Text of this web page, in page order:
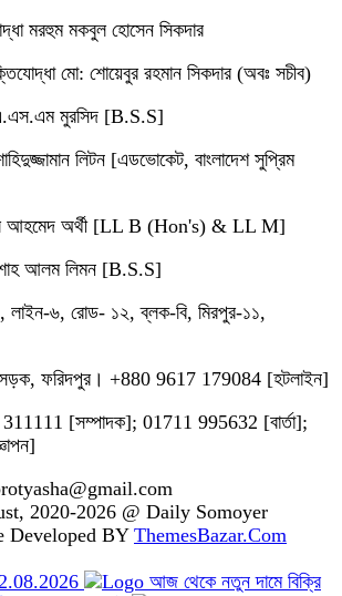
মরহুম মকবুল হোসেন সিকদার
মো: শোয়েবুর রহমান সিকদার (অবঃ সচীব)
মুরসিদ [B.S.S]
লিটন [এডভোকেট, বাংলাদেশ সুপ্রিম
অর্থী [LL B (Hon's) & LL M]
শাহ আলম লিমন [B.S.S]
লাইন-৬, রোড- ১২, ব্লক-বি, মিরপুর-১১,
ফরিদপুর। +880 9617 179084 [হটলাইন]
[সম্পাদক]; 01711 995632 [বার্তা];
2020-2026 @ Daily Somoyer
Developed BYThemesBazar.Com
আজ থেকে নতুন দামে বিক্রি